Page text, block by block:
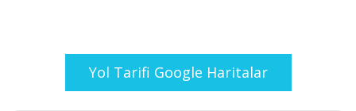
Yol Tarifi Google Haritalar